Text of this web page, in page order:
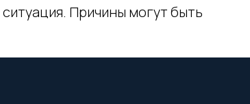
Причины могут быть